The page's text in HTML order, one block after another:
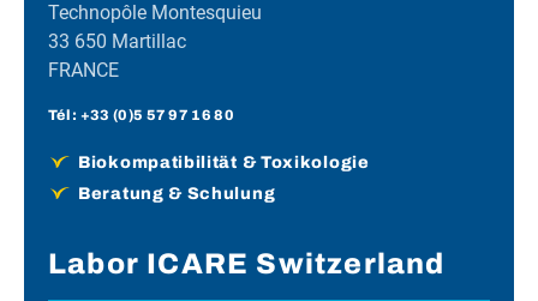
Technopôle Montesquieu
33 650 Martillac
FRANCE
Tél : +33 (0)5 57 97 16 80
Biokompatibilität & Toxikologie
Beratung & Schulung
Labor ICARE Switzerland